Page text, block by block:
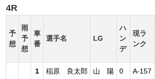
4R
予
想
雨
予
想
車
番
選手名 LG
ハ
ン
デ
現ラ
ンク
1 稲原 良太郎 山 陽 0 A-157